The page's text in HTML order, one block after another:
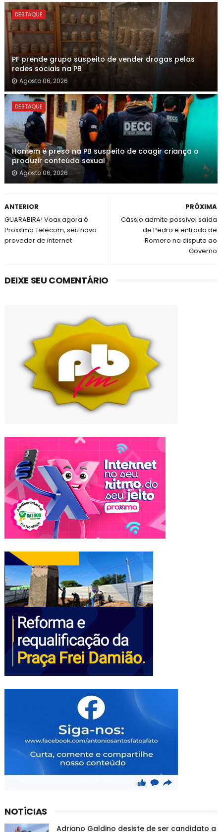
DESTAQUE
PF prende grupo suspeito de vender drogas pelas
redes sociais na PB
Agosto 06, 2026
DESTAQUE
Homem é preso na PB suspeito de coagir criança a
produzir conteúdo sexual
Agosto 06, 2026
PRÓXIMA
Cássio admite possível saída
de Pedro e entrada de
Romero na disputa ao
Governo
ANTERIOR
GUARABIRA! Voax agora é
Proxxima Telecom, seu novo
provedor de internet
DEIXE SEU COMENTÁRIO
NOTÍCIAS
Adriano Galdino desiste de ser candidato a